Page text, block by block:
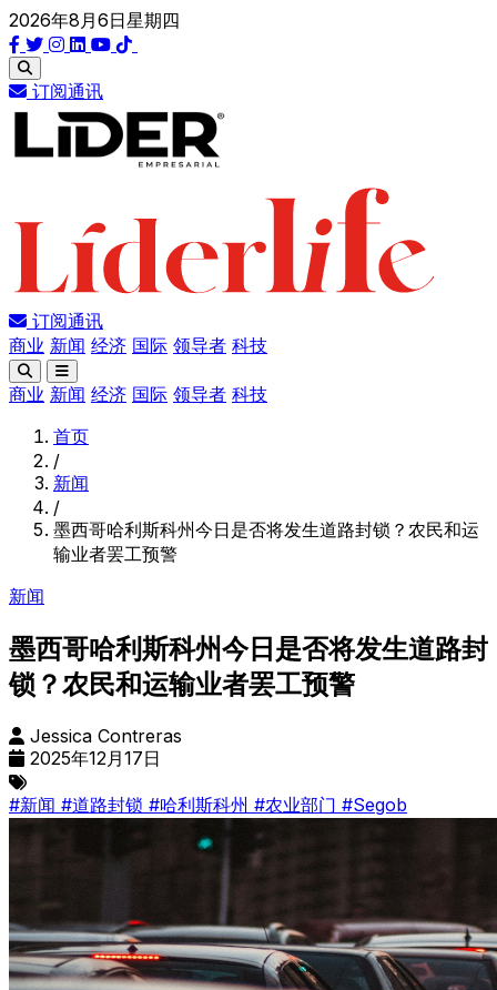
2026年8月6日星期四
订阅通讯
订阅通讯
商业 新闻 经济 国际 领导者 科技
商业 新闻 经济 国际 领导者 科技
首页
/
新闻
/
墨西哥哈利斯科州今日是否将发生道路封锁？农民和运
输业者罢工预警
新闻
墨西哥哈利斯科州今日是否将发生道路封
锁？农民和运输业者罢工预警
Jessica Contreras
2025年12月17日
#新闻 #道路封锁 #哈利斯科州 #农业部门 #Segob